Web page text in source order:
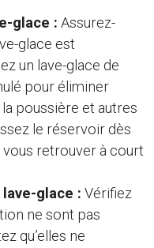
glace : Assurez-
glace est
un lave-glace de
pour éliminer
poussière et autres
le réservoir dès
vous retrouver à court
glace : Vérifiez
ne sont pas
qu’elles ne